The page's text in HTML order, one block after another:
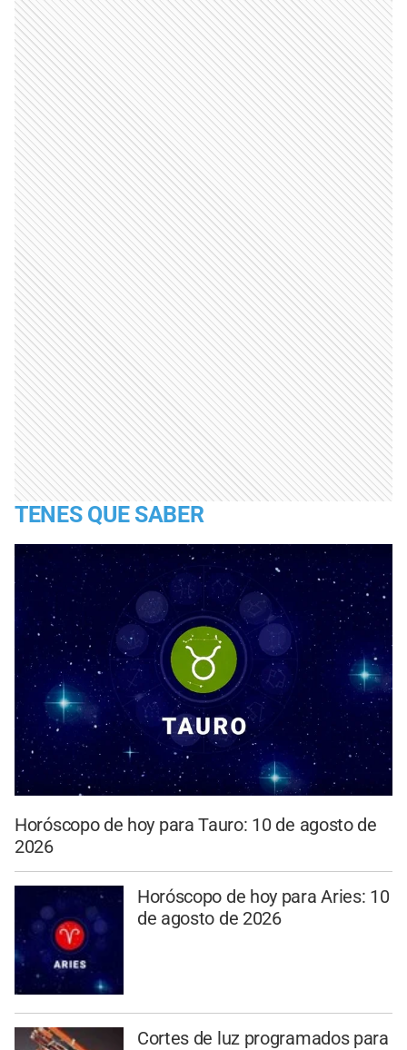
TENES QUE SABER
Horóscopo de hoy para Tauro: 10 de agosto de
2026
Horóscopo de hoy para Aries: 10
de agosto de 2026
Cortes de luz programados para